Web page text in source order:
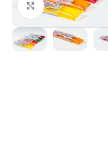
Click para agrandar